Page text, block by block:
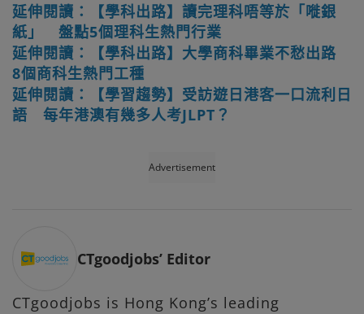
延伸閱讀：【學科出路】讀完理科唔等於「嘥銀
紙」 盤點5個理科生熱門行業
延伸閱讀：【學科出路】大學商科畢業不愁出路
8個商科生熱門工種
延伸閱讀：【學習趨勢】受訪遊日港客一口流利日
語 每年港澳有幾多人考JLPT？
Advertisement
CTgoodjobs’ Editor
CTgoodjobs is Hong Kong’s leading